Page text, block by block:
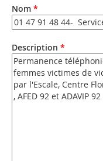
Nom *
Description *